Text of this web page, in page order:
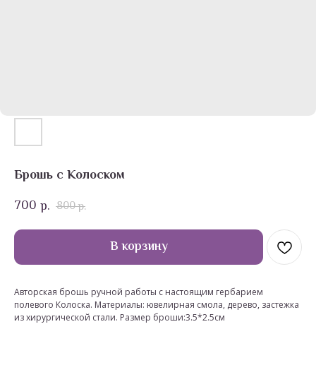
Брошь с Колоском
700 р. 800р.
В корзину
Авторская брошь ручной работы с настоящим гербарием
полевого Колоска. Материалы: ювелирная смола, дерево, застежка
из хирургической стали. Размер броши:3.5*2.5см